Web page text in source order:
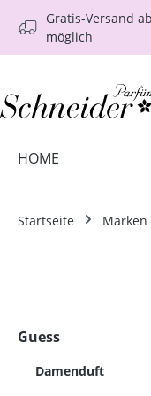
Hauptinhalt
Zur Suche springen
ZurGratis-Versand
möglich
HOME
Startseite Marken
Guess
Damenduft